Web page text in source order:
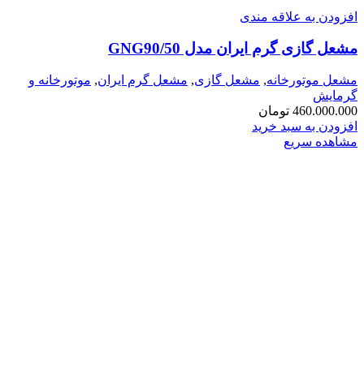
افزودن به علاقه مندی
مشعل گازی گرم ایران مدل GNG90/50
مشعل موتورخانه, مشعل گازی, مشعل گرم ایران, موتورخانه و
گرمایش
460.000.000 تومان
افزودن به سبد خرید
مشاهده سریع